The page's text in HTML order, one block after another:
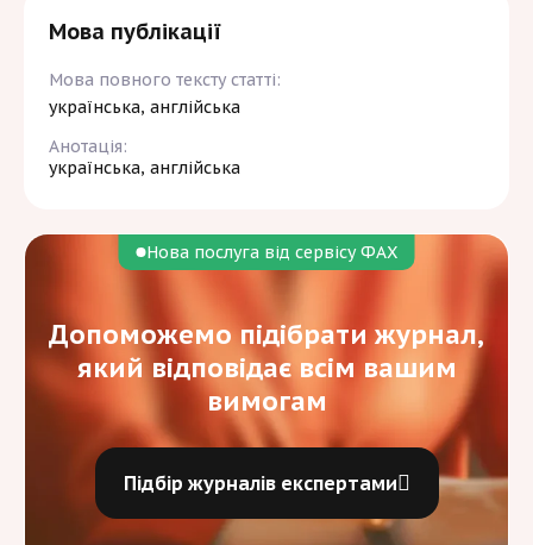
Мова публікації
Мова повного тексту статті:
українська, англійська
Анотація:
українська, англійська
Нова послуга від сервісу ФАХ
Допоможемо підібрати журнал,
який відповідає всім вашим
вимогам
Підбір журналів експертами